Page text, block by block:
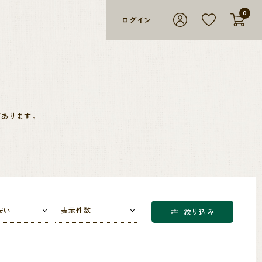
ログイン
0
ります。
い 表示件数 絞り込み